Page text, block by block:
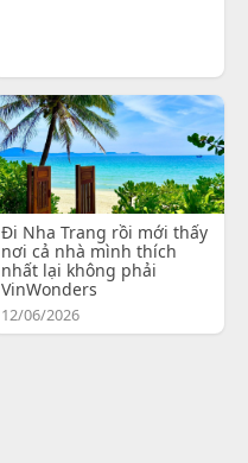
Đi Nha Trang rồi mới thấy
nơi cả nhà mình thích
nhất lại không phải
VinWonders
12/06/2026